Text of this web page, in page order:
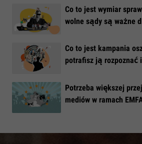
Co to jest wymiar
wolne sądy są ważne
​Co to jest kampania
potrafisz ją rozpoznać
​Potrzeba większej
mediów w ramach